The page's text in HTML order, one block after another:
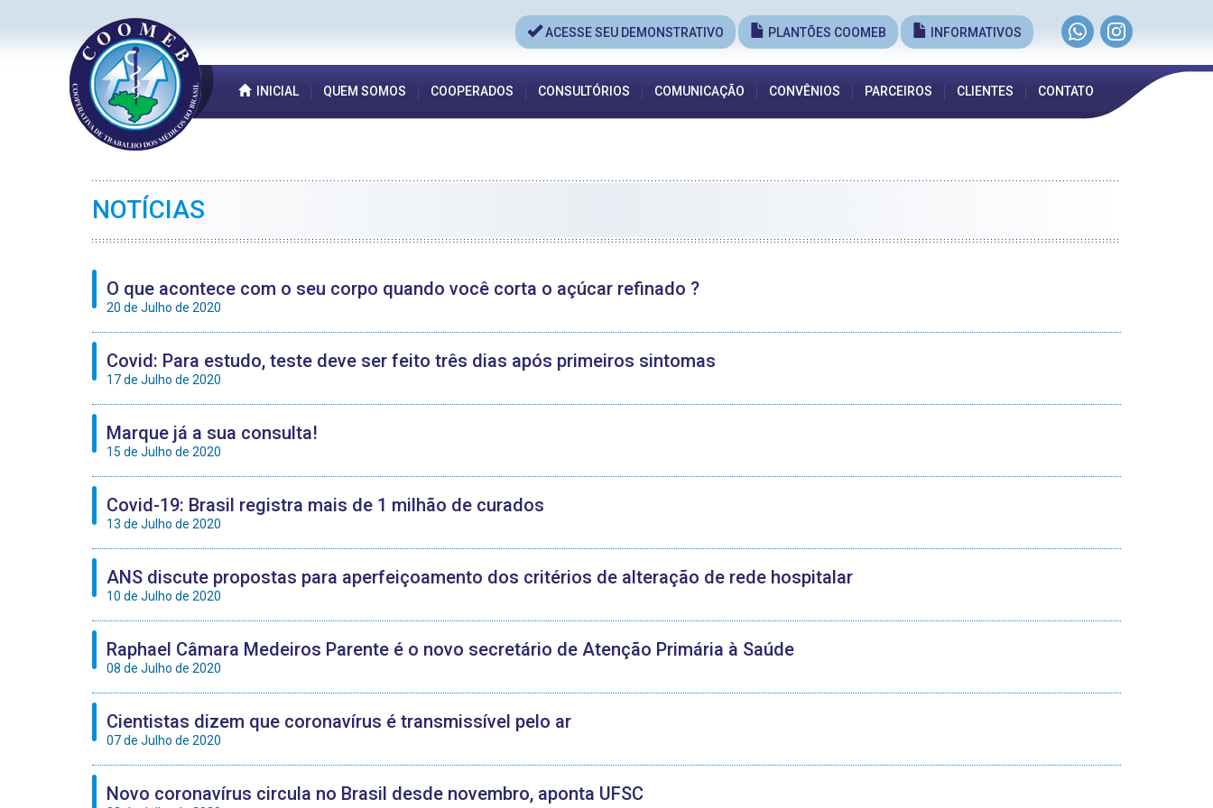
ACESSE SEU DEMONSTRATIVO PLANTÕES COOMEB INFORMATIVOS
INICIAL QUEM SOMOS COOPERADOS CONSULTÓRIOS COMUNICAÇÃO CONVÊNIOS PARCEIROS CLIENTES CONTATO
NOTÍCIAS
O que acontece com o seu corpo quando você corta o açúcar refinado ?
20 de Julho de 2020
Covid: Para estudo, teste deve ser feito três dias após primeiros sintomas
17 de Julho de 2020
Marque já a sua consulta!
15 de Julho de 2020
Covid-19: Brasil registra mais de 1 milhão de curados
13 de Julho de 2020
ANS discute propostas para aperfeiçoamento dos critérios de alteração de rede hospitalar
10 de Julho de 2020
Raphael Câmara Medeiros Parente é o novo secretário de Atenção Primária à Saúde
08 de Julho de 2020
Cientistas dizem que coronavírus é transmissível pelo ar
07 de Julho de 2020
Novo coronavírus circula no Brasil desde novembro, aponta UFSC